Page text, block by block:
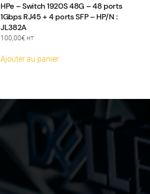
HPe – Switch 1920S 48G – 48 ports
1Gbps RJ45 + 4 ports SFP – HP/N :
JL382A
100,00€ HT
Ajouter au panier